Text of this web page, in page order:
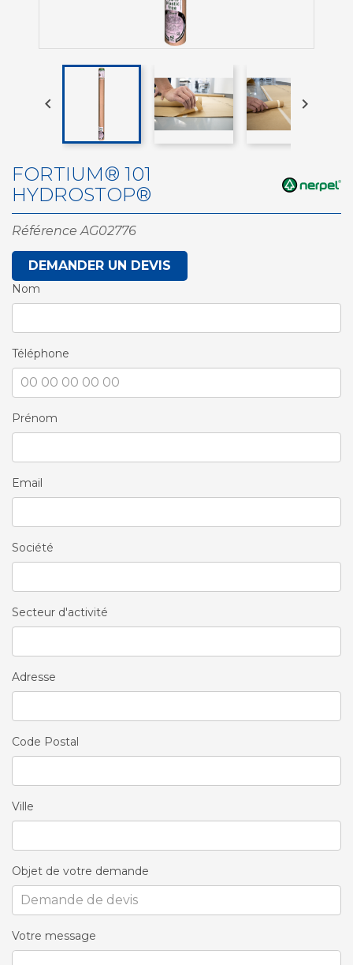
 
FORTIUM® 101
HYDROSTOP®
Référence AG02776
DEMANDER UN DEVIS
Nom
Téléphone
Prénom
Email
Société
Secteur d'activité
Adresse
Code Postal
Ville
Objet de votre demande
Votre message